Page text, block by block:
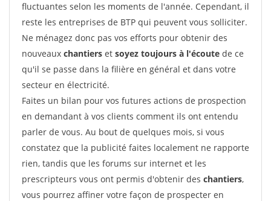
fluctuantes selon les moments de l'année. Cependant, il
reste les entreprises de BTP qui peuvent vous solliciter.
Ne ménagez donc pas vos efforts pour obtenir des
nouveaux chantiers et soyez toujours à l'écoute de ce
qu'il se passe dans la filière en général et dans votre
secteur en électricité.
Faites un bilan pour vos futures actions de prospection
en demandant à vos clients comment ils ont entendu
parler de vous. Au bout de quelques mois, si vous
constatez que la publicité faites localement ne rapporte
rien, tandis que les forums sur internet et les
prescripteurs vous ont permis d'obtenir des chantiers,
vous pourrez affiner votre façon de prospecter en